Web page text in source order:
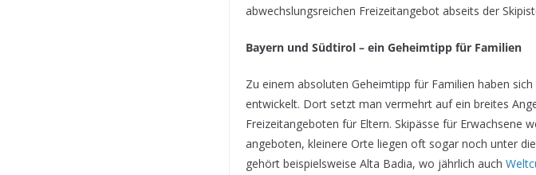
abwechslungsreichen Freizeitangebot abseits der
Bayern und Südtirol – ein Geheimtipp für Familien
Zu einem absoluten Geheimtipp für Familien haben
entwickelt. Dort setzt man vermehrt auf ein breites
Freizeitangeboten für Eltern. Skipässe für Erwachsene
angeboten, kleinere Orte liegen oft sogar noch unter
gehört beispielsweise Alta Badia, wo jährlich auch